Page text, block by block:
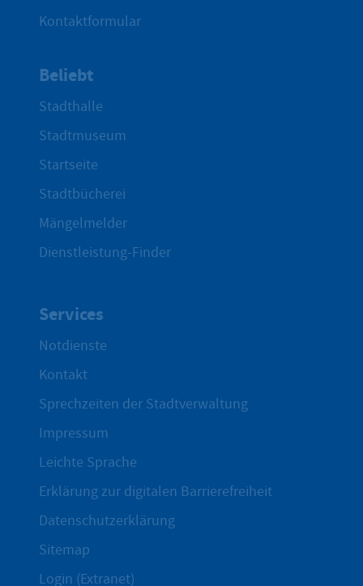
Kontaktformular
Beliebt
Stadthalle
Stadtmuseum
Startseite
Stadtbücherei
Mängelmelder
Dienstleistung-Finder
Services
Notdienste
Kontakt
Sprechzeiten der Stadtverwaltung
Impressum
Leichte Sprache
Erklärung zur digitalen Barrierefreiheit
Datenschutzerklärung
Sitemap
Login (Extranet)